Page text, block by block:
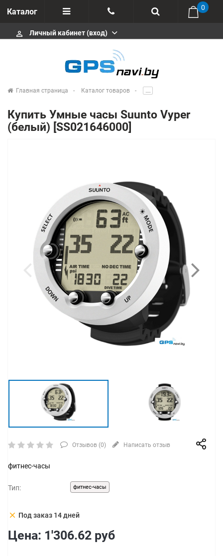
Каталог
Отзывы
+375 291646666
msa333
info@gpsnavi.by
0
perm_identity Личный кабинет (вход)
Главная страница Каталог товаров .....
Купить Умные часы Suunto Vyper
(белый) [SS021646000]
Отзывов (0) Написать отзыв
фитнес-часы
Тип: фитнес-часы
clear Под заказ 14 дней
Цена: 1'306.62 руб